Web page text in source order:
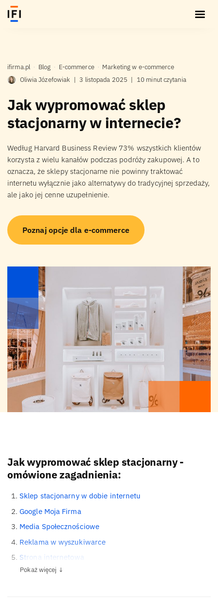
ifirma.pl Blog E-commerce
Marketing w e-commerce
Oliwia Józefowiak | 3 listopada 2025 | 10 minut czytania
Jak wypromować sklep
stacjonarny w internecie?
Według Harvard Business Review 73% wszystkich klientów
korzysta z wielu kanałów podczas podróży zakupowej. A to
oznacza, że sklepy stacjonarne nie powinny traktować
internetu wyłącznie jako alternatywy do tradycyjnej sprzedaży,
ale jako jej cenne uzupełnienie.
Poznaj opcje dla e-commerce
Jak wypromować sklep stacjonarny -
omówione zagadnienia:
Sklep stacjonarny w dobie internetu
Google Moja Firma
Media Społecznościowe
Reklama w wyszukiwarce
Strona internetowa
Pokaż więcej ↓